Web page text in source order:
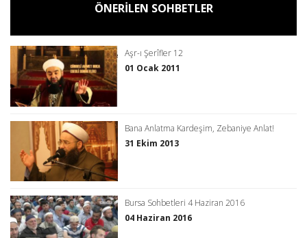
ÖNERİLEN SOHBETLER
Aşr-ı Şerîfler 12
01 Ocak 2011
Bana Anlatma Kardeşim, Zebaniye Anlat!
31 Ekim 2013
Bursa Sohbetleri 4 Haziran 2016
04 Haziran 2016